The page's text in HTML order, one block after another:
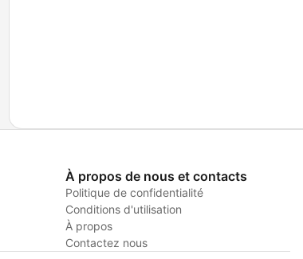
À propos de nous et contacts
Politique de confidentialité
Conditions d'utilisation
À propos
Contactez nous